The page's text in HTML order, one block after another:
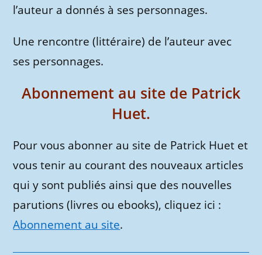
l’auteur a donnés à ses personnages.
Une rencontre (littéraire) de l’auteur avec
ses personnages.
Abonnement au site de Patrick
Huet.
Pour vous abonner au site de Patrick Huet et
vous tenir au courant des nouveaux articles
qui y sont publiés ainsi que des nouvelles
parutions (livres ou ebooks), cliquez ici :
Abonnement au site.